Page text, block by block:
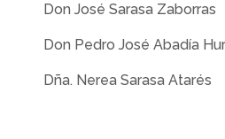
Don José Sarasa Zaborras
Don Pedro José Abadía
Dña. Nerea Sarasa Atarés